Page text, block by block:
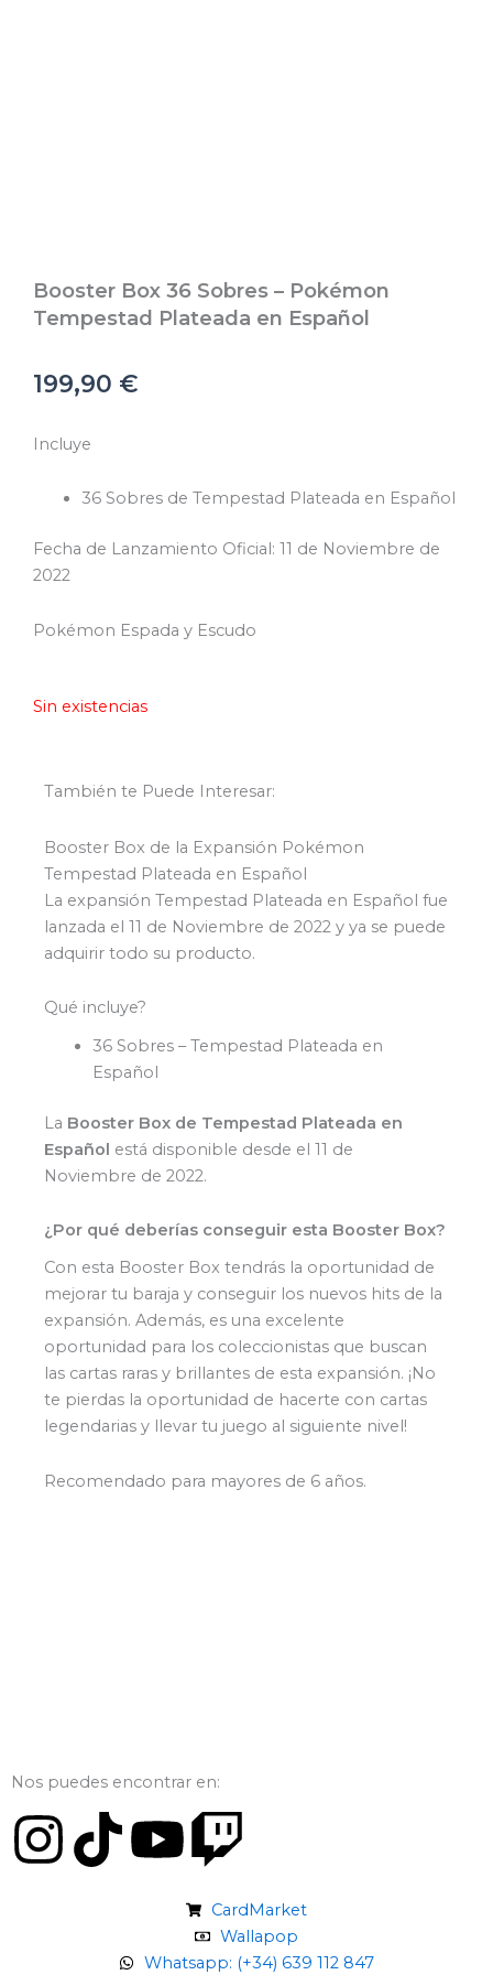
Booster Box 36 Sobres – Pokémon
Tempestad Plateada en Español
199,90 €
Incluye
36 Sobres de Tempestad Plateada en Español
Fecha de Lanzamiento Oficial: 11 de Noviembre de
2022
Pokémon Espada y Escudo
Sin existencias
También te Puede Interesar:
Booster Box de la Expansión Pokémon
Tempestad Plateada en Español
La expansión Tempestad Plateada en Español fue
lanzada el 11 de Noviembre de 2022 y ya se puede
adquirir todo su producto.
Qué incluye?
36 Sobres – Tempestad Plateada en
Español
La Booster Box de Tempestad Plateada en
Español está disponible desde el 11 de
Noviembre de 2022.
¿Por qué deberías conseguir esta Booster Box?
Con esta Booster Box tendrás la oportunidad de
mejorar tu baraja y conseguir los nuevos hits de la
expansión. Además, es una excelente
oportunidad para los coleccionistas que buscan
las cartas raras y brillantes de esta expansión. ¡No
te pierdas la oportunidad de hacerte con cartas
legendarias y llevar tu juego al siguiente nivel!
Recomendado para mayores de 6 años.
Nos puedes encontrar en:
I
T
k
Y
o
u
T
w
i
CardMarket
Wallapop
Whatsapp: (+34) 639 112 847